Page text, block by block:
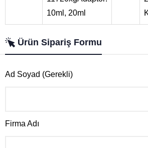
10ml, 20ml
Ürün Sipariş Formu
Ad Soyad (Gerekli)
Firma Adı